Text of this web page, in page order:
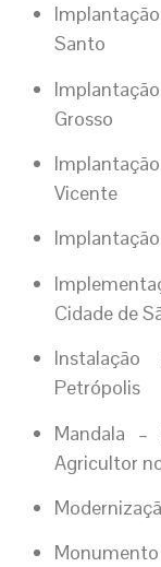
Santo
Grosso
Vicente
Cidade de
Petrópolis
Mandala –
Agricultor